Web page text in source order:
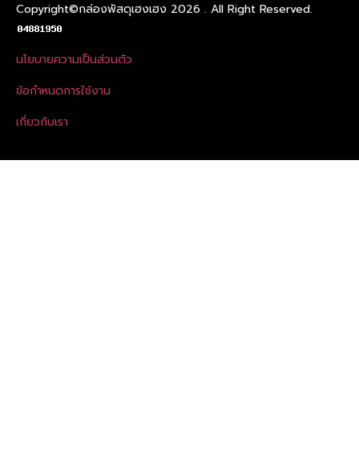
Copyright©กล่องพัสดุเฮงเฮง 2026 . All Right Reserved.
นโยบายความเป็นส่วนตัว
ข้อกําหนดการใช้งาน
เกี่ยวกับเรา